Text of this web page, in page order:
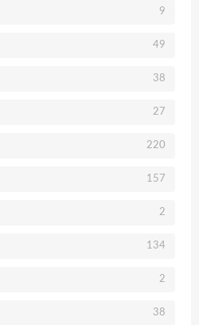
9
49
38
27
220
157
2
134
2
38